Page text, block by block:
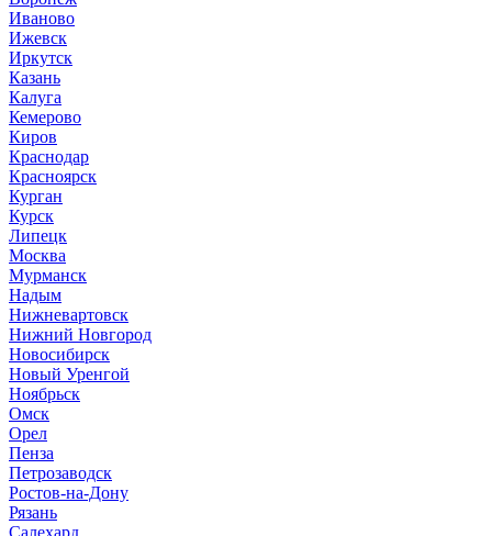
Иваново
Ижевск
Иркутск
Казань
Калуга
Кемерово
Киров
Краснодар
Красноярск
Курган
Курск
Липецк
Москва
Мурманск
Надым
Нижневартовск
Нижний Новгород
Новосибирск
Новый Уренгой
Ноябрьск
Омск
Орел
Пенза
Петрозаводск
Ростов-на-Дону
Рязань
Салехард